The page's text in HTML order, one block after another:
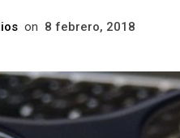
on 8 febrero, 2018